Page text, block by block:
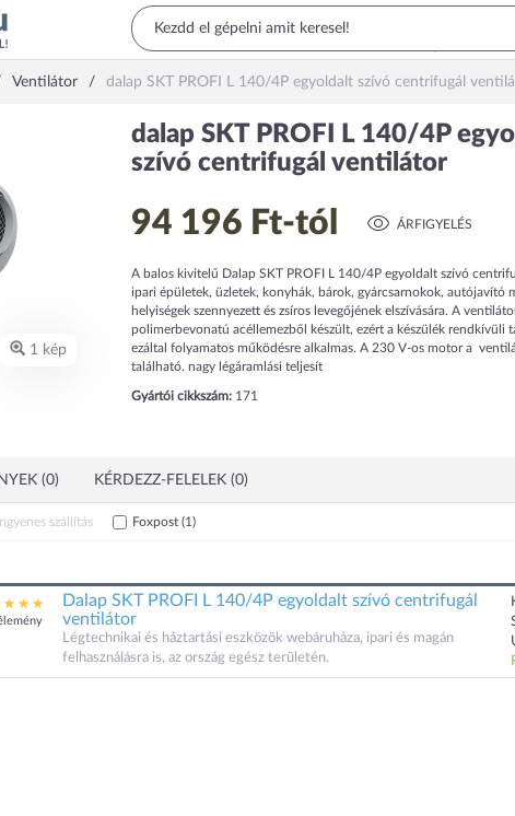
Ventilátor dalap SKT PROFI L 140/4P egyoldalt szívó centrifugál
1 kép
dalap SKT PROFI L 140/4P
szívó centrifugál ventilátor
94 196 Ft-tól ÁRFIGYELÉS
A balos kivitelű Dalap SKT PROFI L 140/4P egyoldalt szívó
ipari épületek, üzletek, konyhák, bárok, gyárcsarnokok, autójavító
helyiségek szennyezett és zsíros levegőjének elszívására. A
polimerbevonatú acéllemezből készült, ezért a készülék rendkívüli
ezáltal folyamatos működésre alkalmas. A 230 V-os motor a
található. nagy légáramlási teljesít
Gyártói cikkszám:171
(0) KÉRDEZZ-FELELEK (0)
Ingyenes szállítás Foxpost (1)
Dalap SKT PROFI L 140/4P egyoldalt szívó centrifugál
ventilátor
Légtechnikai és háztartási eszközök webáruháza, ipari és magán
felhasználásra is, az ország egész területén.